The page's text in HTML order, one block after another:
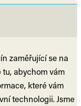
zaměřující se na
abychom vám
které vám
technologii. Jsme